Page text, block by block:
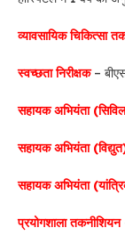
व्यावसायिक चिकित्सा
स्वच्छता निरीक्षक–
सहायक अभियंता
सहायक अभियंता
सहायक अभियंता
प्रयोगशाला तकनीशियन